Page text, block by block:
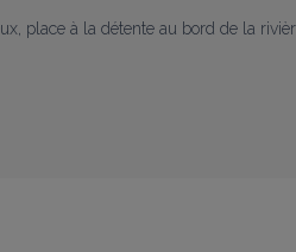
place à la détente au bord de la